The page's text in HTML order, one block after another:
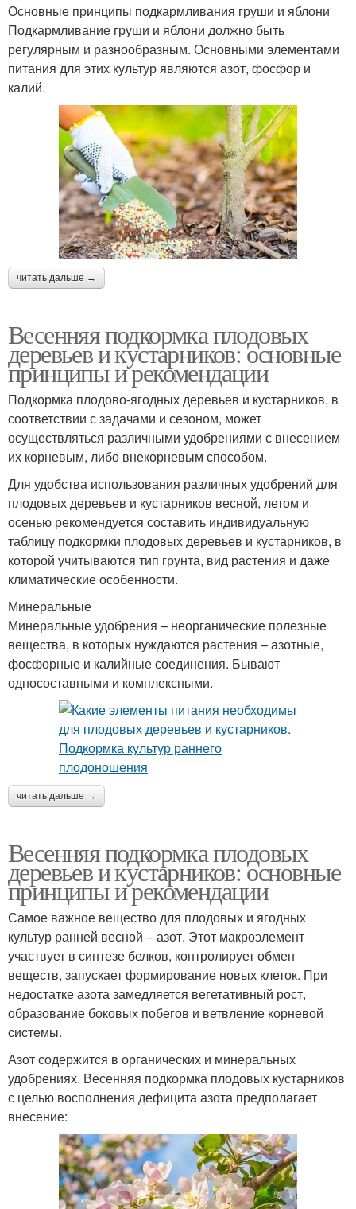
Основные принципы подкармливания груши и яблони
Подкармливание груши и яблони должно быть
регулярным и разнообразным. Основными элементами
питания для этих культур являются азот, фосфор и
калий.
читать дальше →
Весенняя подкормка плодовых
деревьев и кустарников: основные
принципы и рекомендации
Подкормка плодово-ягодных деревьев и кустарников, в
соответствии с задачами и сезоном, может
осуществляться различными удобрениями с внесением
их корневым, либо внекорневым способом.
Для удобства использования различных удобрений для
плодовых деревьев и кустарников весной, летом и
осенью рекомендуется составить индивидуальную
таблицу подкормки плодовых деревьев и кустарников, в
которой учитываются тип грунта, вид растения и даже
климатические особенности.
Минеральные
Минеральные удобрения – неорганические полезные
вещества, в которых нуждаются растения – азотные,
фосфорные и калийные соединения. Бывают
односоставными и комплексными.
читать дальше →
Весенняя подкормка плодовых
деревьев и кустарников: основные
принципы и рекомендации
Самое важное вещество для плодовых и ягодных
культур ранней весной – азот. Этот макроэлемент
участвует в синтезе белков, контролирует обмен
веществ, запускает формирование новых клеток. При
недостатке азота замедляется вегетативный рост,
образование боковых побегов и ветвление корневой
системы.
Азот содержится в органических и минеральных
удобрениях. Весенняя подкормка плодовых кустарников
с целью восполнения дефицита азота предполагает
внесение: